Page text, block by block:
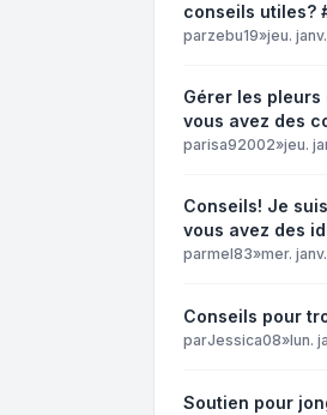
conseils utiles?
parzebu19»jeu.
Gérer les pleurs
vous avez des
parisa92002»jeu.
Conseils! Je
vous avez des
parmel83»mer.
Conseils pour
parJessica08»lun.
Soutien pour